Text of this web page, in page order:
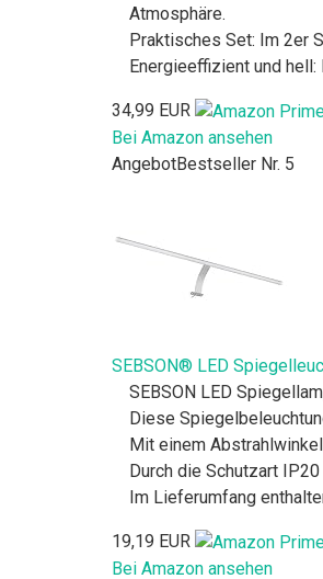
Atmosphäre.
Praktisches Set: Im 2er
Energieeffizient und
34,99 EUR
Bei Amazon ansehen
AngebotBestseller Nr. 5
SEBSON® LED
SEBSON LED
Diese
Mit einem
Durch die Schutzart
Im Lieferumfang
19,19 EUR
Bei Amazon ansehen